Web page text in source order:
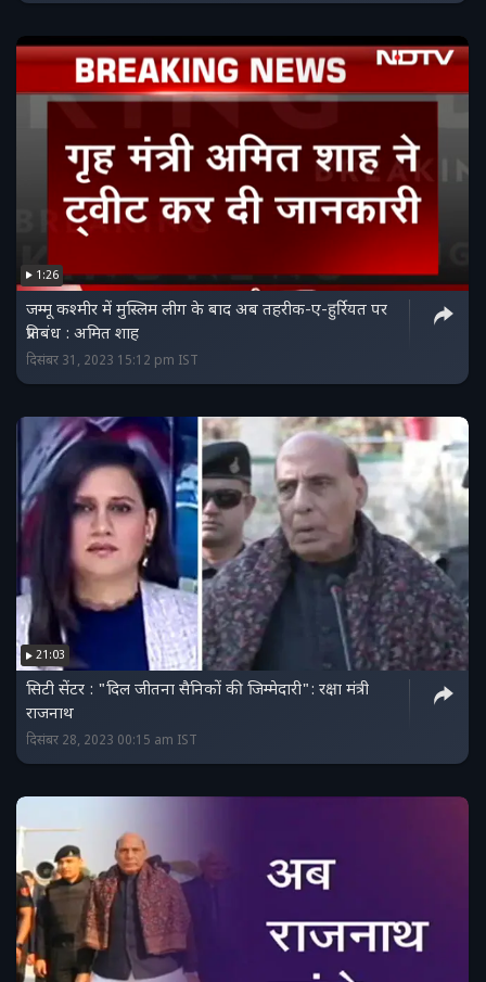
1:26
जम्मू कश्मीर में मुस्लिम लीग के बाद अब तहरीक-ए-हुर्रियत पर
प्रतिबंध : अमित शाह
दिसंबर 31, 2023 15:12 pm IST
21:03
सिटी सेंटर : "दिल जीतना सैनिकों की जिम्मेदारी": रक्षा मंत्री
राजनाथ
दिसंबर 28, 2023 00:15 am IST